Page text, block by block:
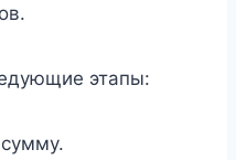
этапы: